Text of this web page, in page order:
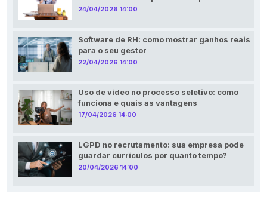
24/04/2026 14:00
Software de RH: como mostrar ganhos reais
para o seu gestor
22/04/2026 14:00
Uso de vídeo no processo seletivo: como
funciona e quais as vantagens
17/04/2026 14:00
LGPD no recrutamento: sua empresa pode
guardar currículos por quanto tempo?
20/04/2026 14:00